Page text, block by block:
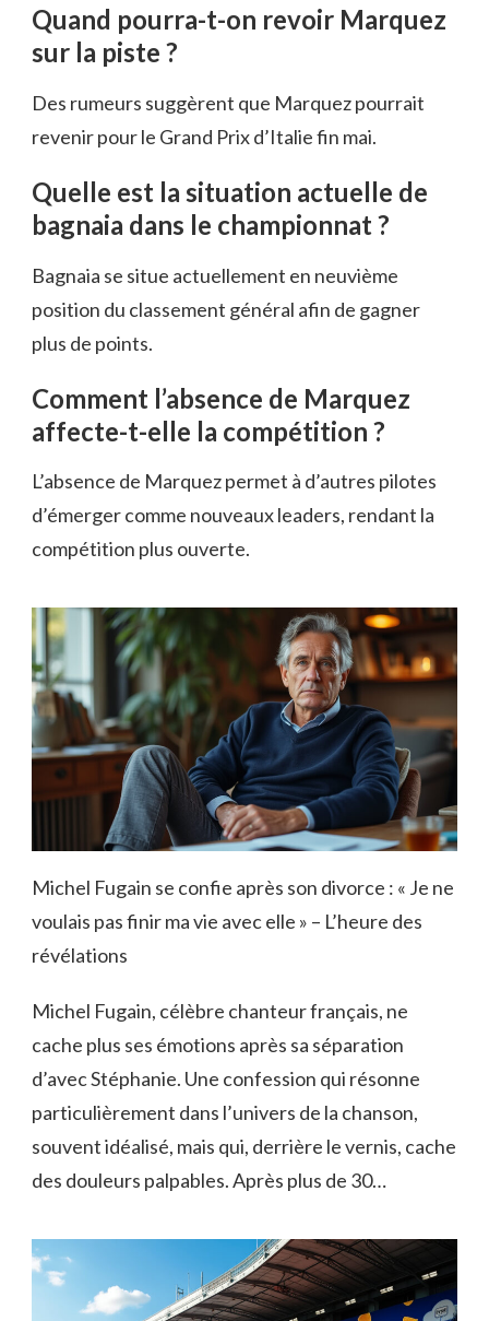
Quand pourra-t-on revoir Marquez
sur la piste ?
Des rumeurs suggèrent que Marquez pourrait
revenir pour le Grand Prix d’Italie fin mai.
Quelle est la situation actuelle de
bagnaia dans le championnat ?
Bagnaia se situe actuellement en neuvième
position du classement général afin de gagner
plus de points.
Comment l’absence de Marquez
affecte-t-elle la compétition ?
L’absence de Marquez permet à d’autres pilotes
d’émerger comme nouveaux leaders, rendant la
compétition plus ouverte.
Michel Fugain se confie après son divorce : « Je ne
voulais pas finir ma vie avec elle » – L’heure des
révélations
Michel Fugain, célèbre chanteur français, ne
cache plus ses émotions après sa séparation
d’avec Stéphanie. Une confession qui résonne
particulièrement dans l’univers de la chanson,
souvent idéalisé, mais qui, derrière le vernis, cache
des douleurs palpables. Après plus de 30…